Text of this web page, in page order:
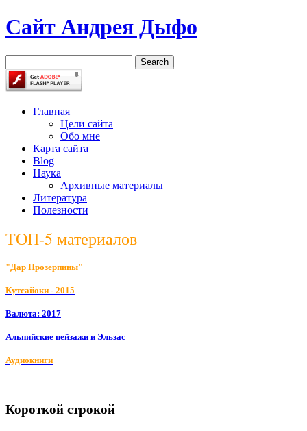
Сайт Андрея Дыфо
Главная
Цели сайта
Обо мне
Карта сайта
Blog
Наука
Архивные материалы
Литература
Полезности
ТОП-5 материалов
"Дар Прозерпины"
Кутсайоки - 2015
Валюта: 2017
Альпийские пейзажи и Эльзас
Аудиокниги
Короткой строкой